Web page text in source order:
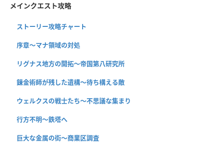
メインクエスト攻略
ストーリー攻略チャート
序章〜マナ領域の対処
リグナス地方の開拓〜帝国第八研究所
錬金術師が残した遺構〜待ち構える敵
ウェルクスの戦士たち〜不思議な集まり
行方不明〜鉄塔へ
巨大な金属の街〜商業区調査